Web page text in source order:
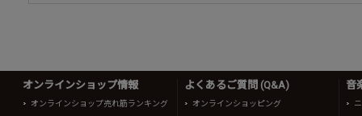
オンラインショップ情報
オンラインショップ売れ筋ランキング
よくあるご質問 (Q&A)
オンラインショッピング
音